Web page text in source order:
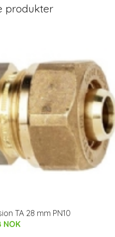
produkter
TA 28 mm PN10
NOK